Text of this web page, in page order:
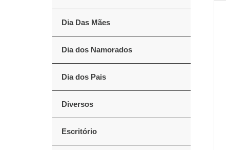
Dia Das Mães
Dia dos Namorados
Dia dos Pais
Diversos
Escritório